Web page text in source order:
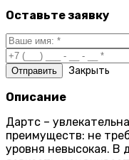
Оставьте заявку
Закрыть
Описание
Дартс –
преимуществ: не
уровня невысокая. В